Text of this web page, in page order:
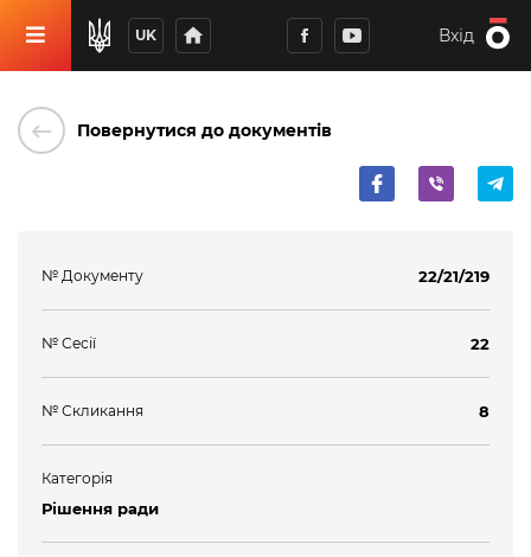
UK home Вхід
keyboard_backspace Повернутися до документів
№ Документу 22/21/219
№ Сесії 22
№ Скликання 8
Категорія
Рішення ради